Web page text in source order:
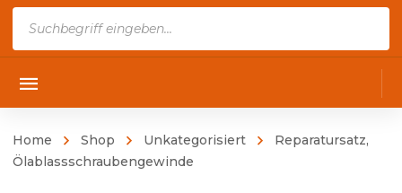
Home Shop Unkategorisiert
Reparatursatz,
Ölablassschraubengewinde